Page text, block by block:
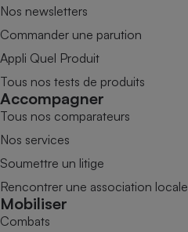
Nos newsletters
Commander une parution
Appli Quel Produit
Tous nos tests de produits
Accompagner
Tous nos comparateurs
Nos services
Soumettre un litige
Rencontrer une association locale
Mobiliser
Combats